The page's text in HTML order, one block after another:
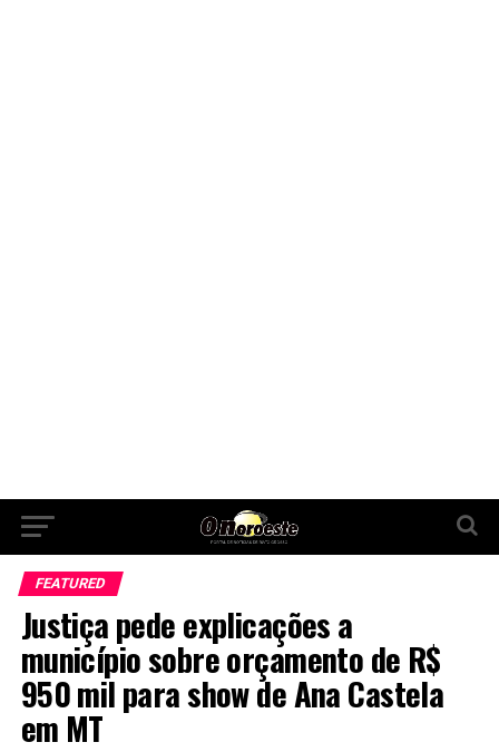
FEATURED
Justiça pede explicações a
município sobre orçamento de R$
950 mil para show de Ana Castela
em MT